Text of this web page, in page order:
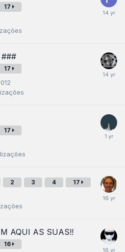
17
###
17
17
2 3 4 17
AQUI AS SUAS!!
16